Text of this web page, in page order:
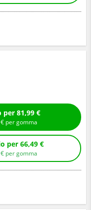
Compra con montaggio per 81,99 €
€ per gomma
Compra senza montaggio per 66,49 €
€ per gomma